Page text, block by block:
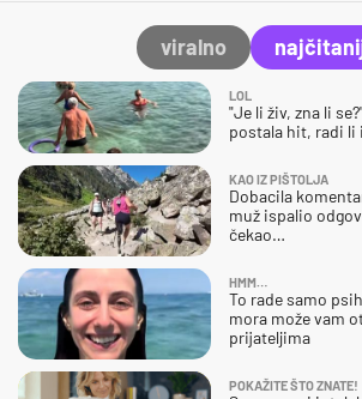
viralno
LOL
"Je li živ, zna li
postala hit, radi li
KAO IZ PIŠTOLJA
Dobacila
muž ispalio
čekao…
HMM…
To rade samo
mora može vam
prijateljima
POKAŽITE ŠTO ZNATE!